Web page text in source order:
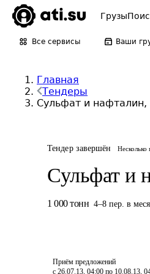
Грузы
Все сервисы Ваши
Главная
Тендеры
Сульфат и нафталин,
Тендер завершён Несколько
Сульфат и
1 000 тонн 4–8 пер. в
Приём предложений
с 26.07.13, 04:00 по 10.08.13,